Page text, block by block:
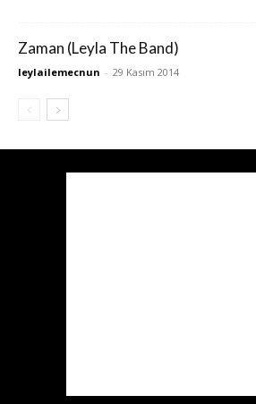
Zaman (Leyla The Band)
leylailemecnun - 29 Kasım 2014